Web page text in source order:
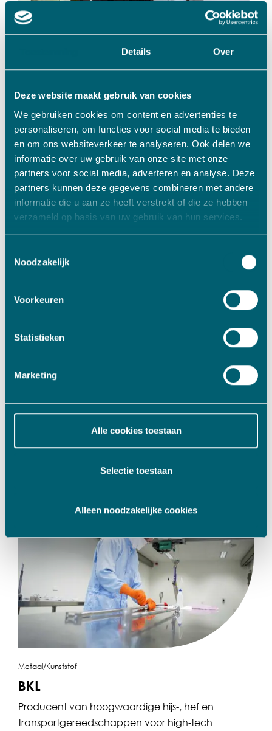
Details Over
Deze website maakt gebruik van cookies
We gebruiken cookies om content en advertenties te
personaliseren, om functies voor social media te bieden
en om ons websiteverkeer te analyseren. Ook delen we
informatie over uw gebruik van onze site met onze
partners voor social media, adverteren en analyse. Deze
partners kunnen deze gegevens combineren met andere
informatie die u aan ze heeft verstrekt of die ze hebben
verzameld op basis van uw gebruik van hun services.
Noodzakelijk
Voorkeuren
Statistieken
Marketing
Alle cookies toestaan
Selectie toestaan
Alleen noodzakelijke cookies
Rols Machineonderdelen
Specialist in het verspanen van seriematige
Lees meer
Jansen Machining Technology
Specialist in de verspaning, producent van
samenstellingen
Metaal/Kunststof
BKL
Producent van hoogwaardige hijs-, hef en
transportgereedschappen voor high-tech